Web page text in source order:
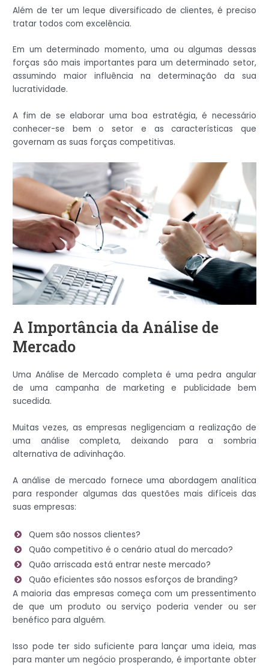
Além de ter um leque diversificado de clientes, é preciso
tratar todos com excelência.
Em um determinado momento, uma ou algumas dessas
forças são mais importantes para um determinado setor,
assumindo maior influência na determinação da sua
lucratividade.
A fim de se elaborar uma boa estratégia, é necessário
conhecer-se bem o setor e as características que
governam as suas forças competitivas.
A Importância da Análise de
Mercado
Uma Análise de Mercado completa é uma pedra angular
de uma campanha de marketing e publicidade bem
sucedida.
Muitas vezes, as empresas negligenciam a realização de
uma análise completa, deixando para a sombria
alternativa de adivinhação.
A análise de mercado fornece uma abordagem analítica
para responder algumas das questões mais difíceis das
suas empresas:
Quem são nossos clientes?
Quão competitivo é o cenário atual do mercado?
Quão arriscada está entrar neste mercado?
Quão eficientes são nossos esforços de branding?
A maioria das empresas começa com um pressentimento
de que um produto ou serviço poderia vender ou ser
benéfico para alguém.
Isso pode ter sido suficiente para lançar uma ideia, mas
para manter um negócio prosperando, é importante obter